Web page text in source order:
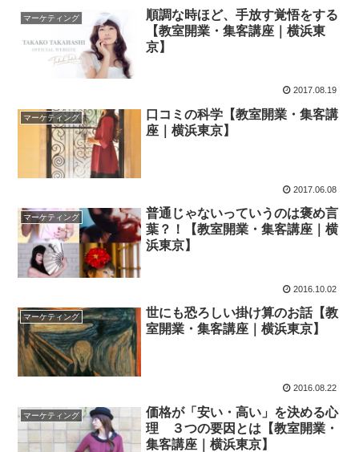
マーケティング
順調な時ほど、手放す覚悟をする
【教室開業・集客講座｜横浜東
京】
2017.08.19
マーケティング
口コミの科学【教室開業・集客講
座｜横浜東京】
2017.06.08
マーケティング
普通じゃないっていうのは褒め言
葉？！【教室開業・集客講座｜横
浜東京】
2016.10.02
マーケティング
世にも恐ろしい掛け算のお話【教
室開業・集客講座｜横浜東京】
2016.08.22
マーケティング
価格が「安い・高い」を決める心
理 ３つの要因とは【教室開業・
集客講座｜横浜東京】